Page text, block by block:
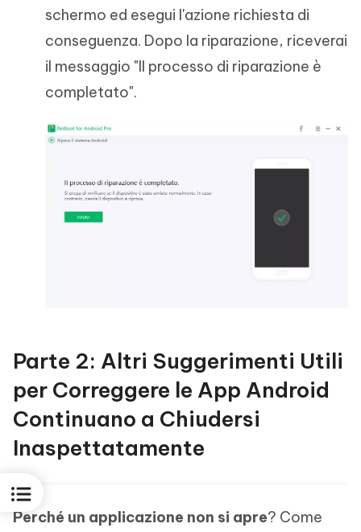
schermo ed esegui l'azione richiesta di
conseguenza. Dopo la riparazione, riceverai
il messaggio "Il processo di riparazione è
completato".
Parte 2: Altri Suggerimenti Utili
per Correggere le App Android
Continuano a Chiudersi
Inaspettatamente
Perché un applicazione non si apre? Come